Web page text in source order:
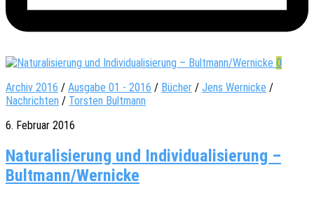
0
Archiv 2016 / Ausgabe 01 - 2016 / Bücher / Jens Wernicke /
Nachrichten / Torsten Bultmann
6. Februar 2016
Natu­ra­li­sie­rung und Indi­vi­dua­li­sie­rung –
Bultmann/Wernicke